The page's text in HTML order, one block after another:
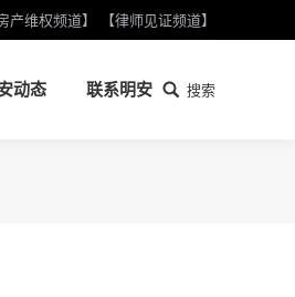
产维权频道】 【律师见证频道】
动态 联系明安 搜 搜索
动态 联系明安 搜 搜索